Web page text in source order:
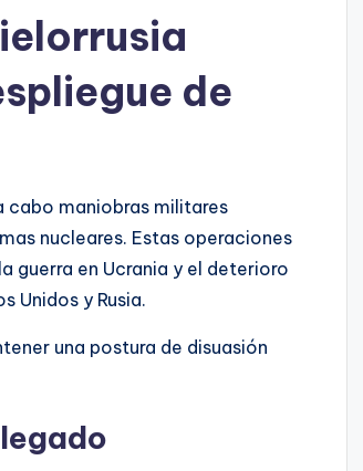
de
cabo maniobras militares
nucleares. Estas operaciones
guerra en Ucrania y el deterioro
Unidos y Rusia.
una postura de disuasión